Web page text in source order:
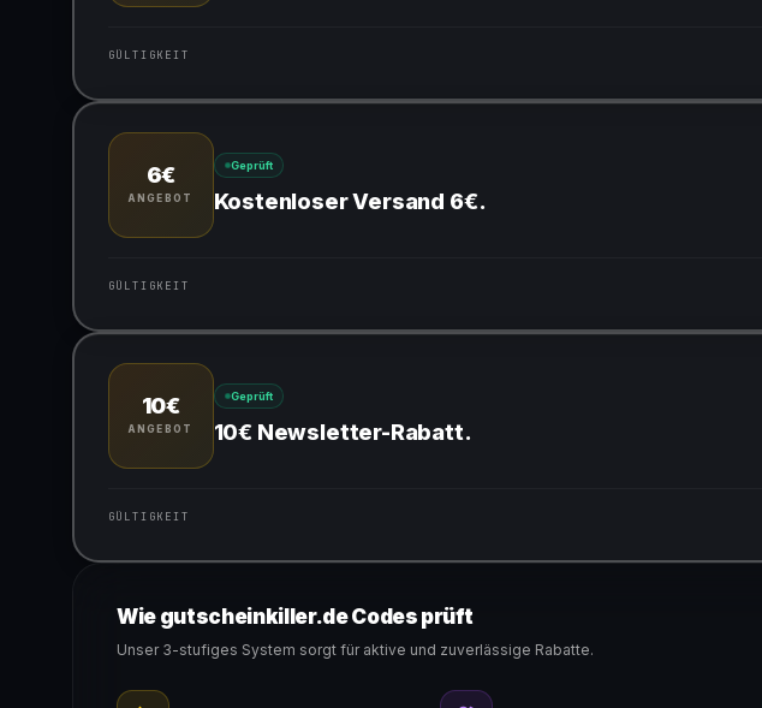
GÜLTIGKEIT
Gültig für teilnehmende Produkte
6€
ANGEBOT
Geprüft
Kostenloser Versand 6€.
GÜLTIGKEIT
Gültig für teilnehmende Produkte
10€
ANGEBOT
Geprüft
10€ Newsletter-Rabatt.
GÜLTIGKEIT
Gültig für teilnehmende Produkte
Wie gutscheinkiller.de Codes prüft
Unser 3-stufiges System sorgt für aktive und zuverlässige Rabatte.